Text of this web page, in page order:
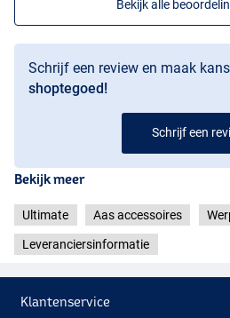
Bekijk alle
Schrijf een review en maak
shoptegoed!
Schrijf een
Bekijk meer
Ultimate Aas accessoires
Leveranciersinformatie
Klantenservice